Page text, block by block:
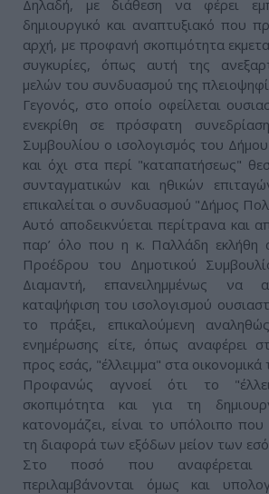
Δηλαδή, με διάθεση να φέρει
δημιουργικό και αναπτυξιακό που
αρχή, με προφανή σκοπιμότητα
συγκυρίες, όπως αυτή της
μελών του συνδυασμού της
Γεγονός, στο οποίο οφείλεται
ενεκρίθη σε πρόσφατη
Συμβουλίου ο ισολογισμός του
και όχι στα περί "καταπατήσεως"
συνταγματικών και ηθικών
επικαλείται ο συνδυασμού "Δήμος
Αυτό αποδεικνύεται περίτρανα και
παρ’ όλο που η κ. Παλλάδη εκλήθη
Προέδρου του Δημοτικού
Διαμαντή, επανειλημμένως να
καταψήφιση του ισολογισμού
το πράξει, επικαλούμενη
ενημέρωσης είτε, όπως αναφέρει
προς εσάς, "έλλειμμα" στα οικονομικά
Προφανώς αγνοεί ότι το
σκοπιμότητα και για τη
κατονομάζει, είναι το υπόλοιπο που
τη διαφορά των εξόδων μείον των
Στο ποσό που αναφέρεται
περιλαμβάνονται όμως και